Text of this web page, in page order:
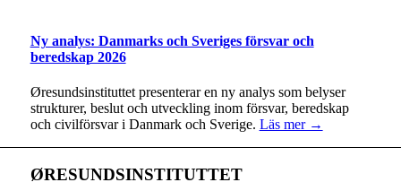
Ny analys: Danmarks och Sveriges försvar och
beredskap 2026
Øresundsinstituttet presenterar en ny analys som belyser
strukturer, beslut och utveckling inom försvar, beredskap
och civilförsvar i Danmark och Sverige. Läs mer →
ØRESUNDSINSTITUTTET